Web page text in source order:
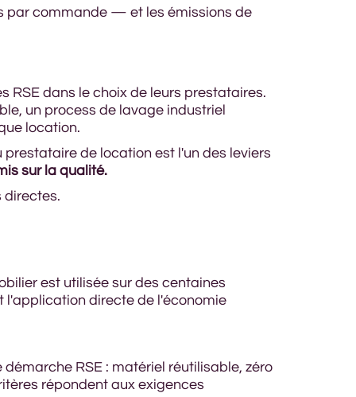
par commande — et les émissions de
RSE dans le choix de leurs prestataires.
un process de lavage industriel
location.
prestataire de location est l'un des leviers
sur la qualité.
directes.
est utilisée sur des centaines
l'application directe de l'économie
RSE : matériel réutilisable, zéro
répondent aux exigences